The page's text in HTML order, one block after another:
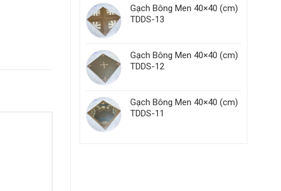
Gạch Bông Men 40×40 (cm)
TDDS-13
Gạch Bông Men 40×40 (cm)
TDDS-12
Gạch Bông Men 40×40 (cm)
TDDS-11